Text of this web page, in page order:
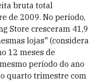
bruta total
de 2009. No período,
Store cresceram 41,9
lojas" (considera
12 meses de
período do ano
quarto trimestre com